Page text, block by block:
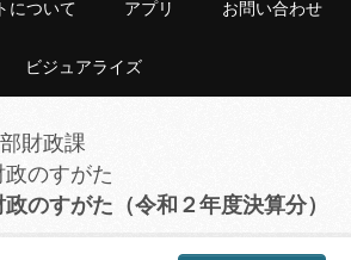
について アプリ お問い合わせ
ビジュアライズ
財政課
のすがた
のすがた（令和２年度決算分）